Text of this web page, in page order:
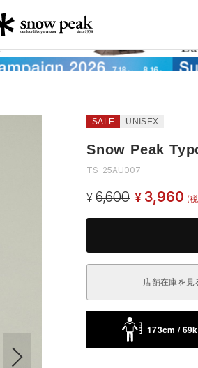
SALE UNISEX
Snow Peak
TS-25AU007
¥ 6,600 ¥ 3,960 (
店舗在庫を見
173cm /